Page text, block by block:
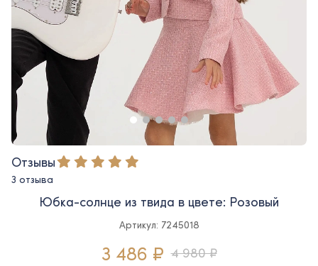
Отзывы
3 отзыва
Юбка-солнце из твида в цвете: Розовый
Артикул: 7245018
3 486 ₽ 4 980 ₽